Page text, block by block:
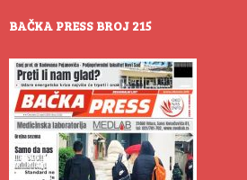
BAČKA PRESS BROJ 215